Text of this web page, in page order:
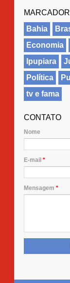
Bahia
Economia
Ipupiara
Política
tv e fama
CONTATO
Nome
E-mail *
Mensagem *